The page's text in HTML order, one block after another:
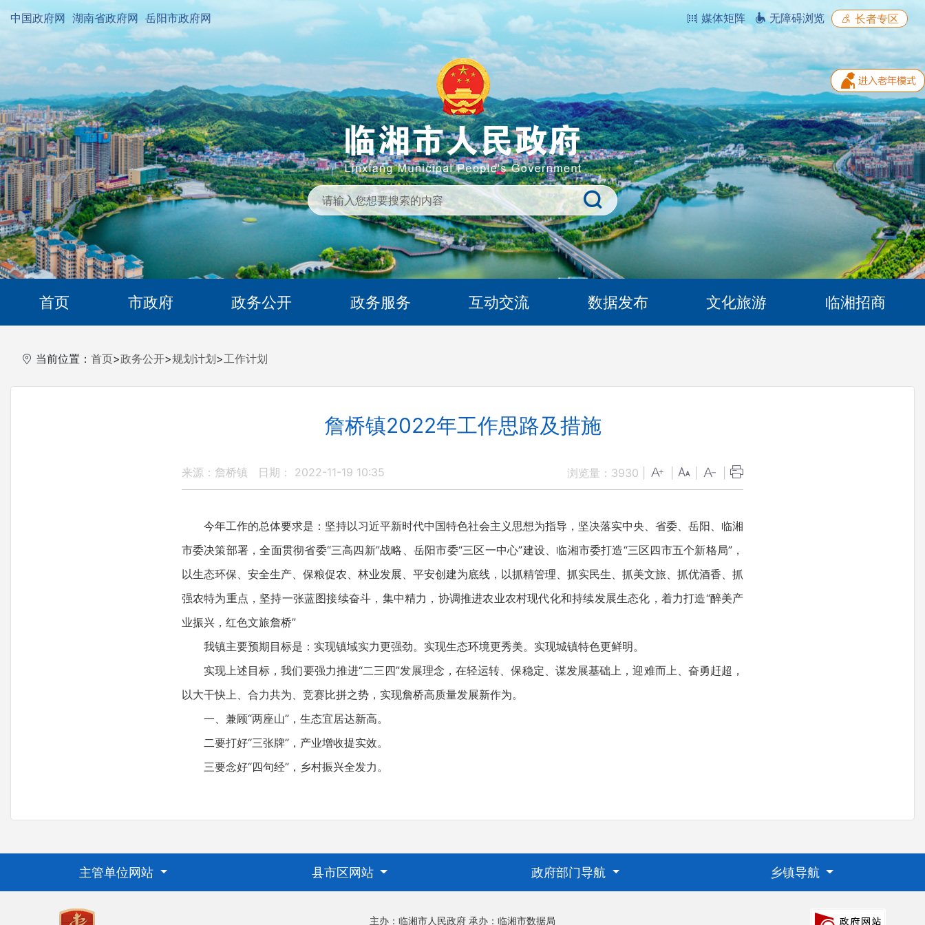
中国政府网 湖南省政府网 岳阳市政府网 媒体矩阵 无障碍浏览 长者专区
首页 市政府 政务公开 政务服务 互动交流 数据发布 文化旅游 临湘招商
当前位置： 首页>政务公开>规划计划>工作计划
詹桥镇2022年工作思路及措施
来源：詹桥镇 日期： 2022-11-19 10:35 浏览量： 3930
今年工作的总体要求是：坚持以习近平新时代中国特色社会主义思想为指导，坚决落实中央、省委、岳阳、临湘
市委决策部署，全面贯彻省委“三高四新”战略、岳阳市委“三区一中心”建设、临湘市委打造“三区四市五个新格局”，
以生态环保、安全生产、保粮促农、林业发展、平安创建为底线，以抓精管理、抓实民生、抓美文旅、抓优酒香、抓
强农特为重点，坚持一张蓝图接续奋斗，集中精力，协调推进农业农村现代化和持续发展生态化，着力打造“醉美产
业振兴，红色文旅詹桥”
我镇主要预期目标是：实现镇域实力更强劲。实现生态环境更秀美。实现城镇特色更鲜明。
实现上述目标，我们要强力推进“二三四”发展理念，在轻运转、保稳定、谋发展基础上，迎难而上、奋勇赶超，
以大干快上、合力共为、竞赛比拼之势，实现詹桥高质量发展新作为。
一、兼顾“两座山”，生态宜居达新高。
二要打好“三张牌”，产业增收提实效。
三要念好“四句经”，乡村振兴全发力。
主管单位网站 县市区网站 政府部门导航 乡镇导航
主办：临湘市人民政府 承办：临湘市数据局